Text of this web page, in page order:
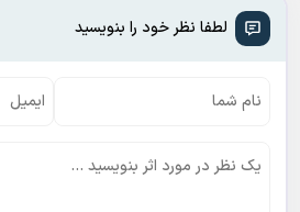
لطفا نظر خود را بنویسید